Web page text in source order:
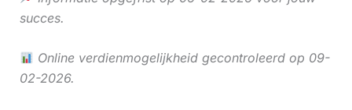
succes.
Online verdienmogelijkheid gecontroleerd op 09-
02-2026.